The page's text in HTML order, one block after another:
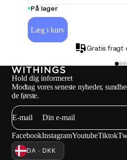
På lager
Læg i kurv
Gratis fragt
Hold dig informeret
Modtag vores seneste nyheder,
de første.
E-mail
FacebookInstagramYoutubeTiktok
DA · DKK